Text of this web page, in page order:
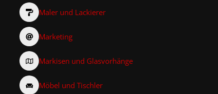
Maler und Lackierer
Marketing
Markisen und Glasvorhänge
Möbel und Tischler